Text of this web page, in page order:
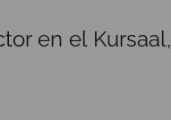
en el Kursaal,